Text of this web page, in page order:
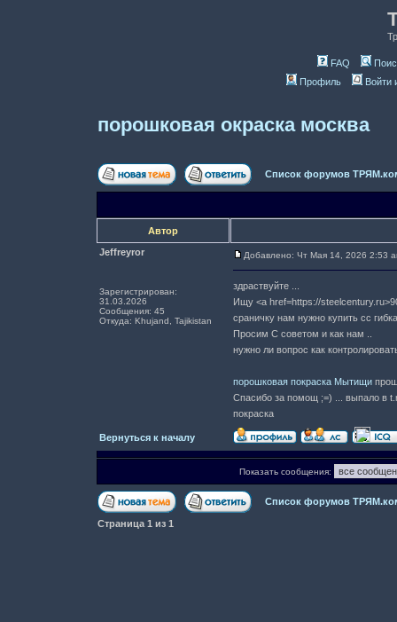
FAQ
Профиль
Войти
порошковая окраска москва
Список форумов
Автор
Jeffreyror
Зарегистрирован:
31.03.2026
Сообщения: 45
Откуда: Khujand, Tajikistan
Добавлено: Чт Мая 14, 2026 2:53
здраствуйте ...
Ищу <a href=https://
сраничку нам нужно купить cc
Просим C советом и как нам ..
нужно ли вопрос как
порошковая покраска Мытищи
Спасибо за помощ ;=) ... выпало в
покраска
Вернуться к началу
Показать сообщения:
Список форумов
Страница 1 из 1